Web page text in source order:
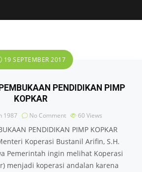
19 SEPTEMBER 2017
PENDIDIKAN PIMP
KOPKAR
1987 No Comment 60 Views
PENDIDIKAN PIMP KOPKAR
Koperasi Bustanil Arifin, S.H.
Pemerintah ingin melihat Koperasi
menjadi koperasi andalan karena